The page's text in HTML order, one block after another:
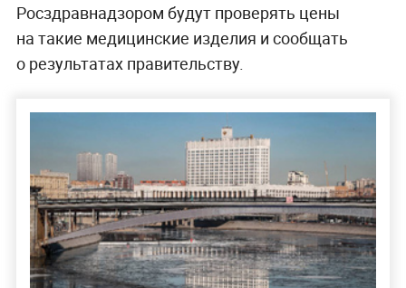
Росздравнадзором будут проверять цены
на такие медицинские изделия и сообщать
о результатах правительству.